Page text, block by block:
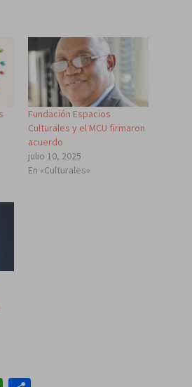
Fundación Espacios
Culturales y el MCU firmaron
acuerdo
julio 10, 2025
En «Culturales»